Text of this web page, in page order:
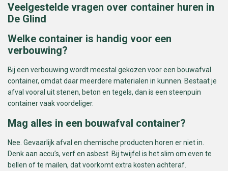
Veelgestelde vragen over container huren in
De Glind
Welke container is handig voor een
verbouwing?
Bij een verbouwing wordt meestal gekozen voor een bouwafval
container, omdat daar meerdere materialen in kunnen. Bestaat je
afval vooral uit stenen, beton en tegels, dan is een steenpuin
container vaak voordeliger.
Mag alles in een bouwafval container?
Nee. Gevaarlijk afval en chemische producten horen er niet in.
Denk aan accu’s, verf en asbest. Bij twijfel is het slim om even te
bellen of te mailen, dat voorkomt extra kosten achteraf.